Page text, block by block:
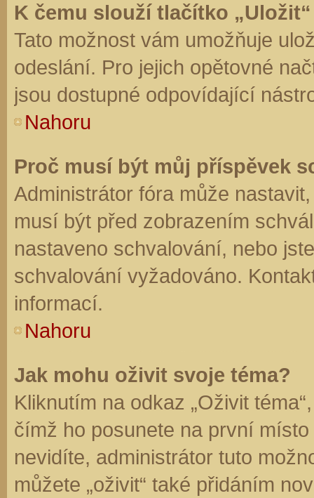
K čemu slouží tlačítko
Tato možnost vám umožňuje
odeslání. Pro jejich opětovné
jsou dostupné odpovídající
Nahoru
Proč musí být můj příspěvek
Administrátor fóra může
musí být před zobrazením
nastaveno schvalování, nebo
schvalování vyžadováno.
informací.
Nahoru
Jak mohu oživit svoje téma?
Kliknutím na odkaz „Oživit
čímž ho posunete na první
nevidíte, administrátor tuto
můžete „oživit“ také přidáním